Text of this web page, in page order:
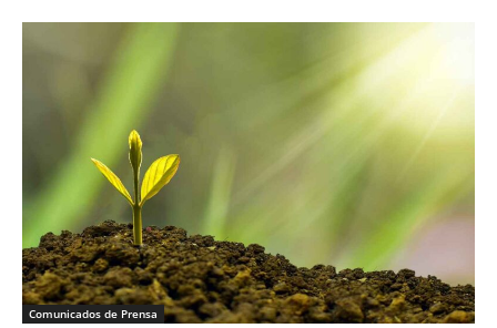
Comunicados de Prensa